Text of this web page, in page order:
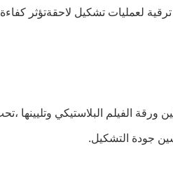
لعمليات تشكيل لاحقةتؤثر كفاءة
الفيلم البلاستيكي وتليينها ،تحت
جودة التشكيل.